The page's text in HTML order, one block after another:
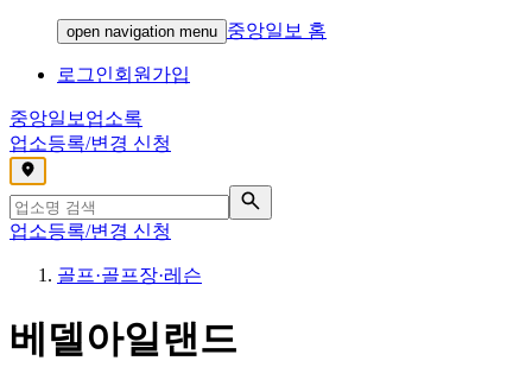
open navigation menu 중앙일보 홈
로그인회원가입
중앙일보 업소록
업소등록/변경 신청
,
업소등록/변경 신청
골프·골프장·레슨
베델아일랜드